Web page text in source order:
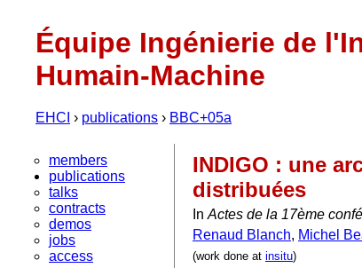
Équipe Ingénierie de
Humain-Machine
EHCI › publications › BBC+05a
members
publications
talks
contracts
demos
jobs
access
INDIGO : une
distribuées
In Actes de la 17ème
Renaud Blanch, Michel
(work done at insitu)